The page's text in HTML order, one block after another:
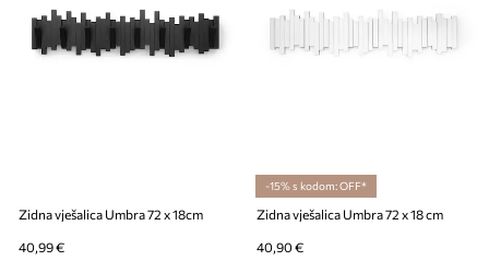
Zidna vješalica Umbra 72 x 18cm
40,99 €
-15% s kodom: OFF*
Zidna vješalica Umbra 72 x 18 cm
40,90 €